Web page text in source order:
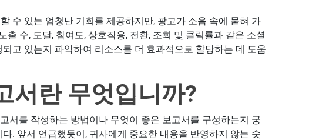
수 있는 엄청난 기회를 제공하지만, 광고가 소음 속에 묻혀 가
출 수, 도달, 참여도, 상호작용, 전환, 조회 및 클릭률과 같은 소셜
고 있는지 파악하여 리소스를 더 효과적으로 할당하는 데 도움
서란 무엇입니까?
서를 작성하는 방법이나 무엇이 좋은 보고서를 구성하는지 궁
. 앞서 언급했듯이, 귀사에게 중요한 내용을 반영하지 않는 숫